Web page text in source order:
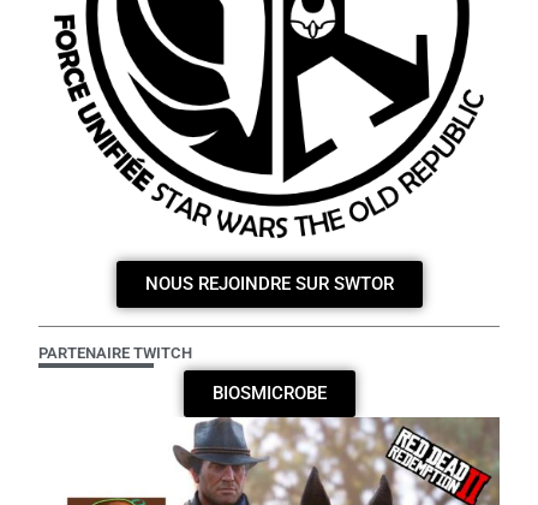
NOUS REJOINDRE SUR SWTOR
PARTENAIRE TWITCH
BIOSMICROBE